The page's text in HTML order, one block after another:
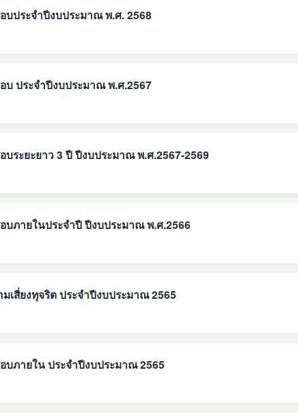
บประจำปีงบประมาณ พ.ศ. 2568
อบ ประจำปีงบประมาณ พ.ศ.2567
อบระยะยาว 3 ปี ปีงบประมาณ พ.ศ.2567-2569
อบภายในประจำปี ปีงบประมาณ พ.ศ.2566
มเสี่ยงทุจริต ประจำปีงบประมาณ 2565
อบภายใน ประจำปีงบประมาณ 2565